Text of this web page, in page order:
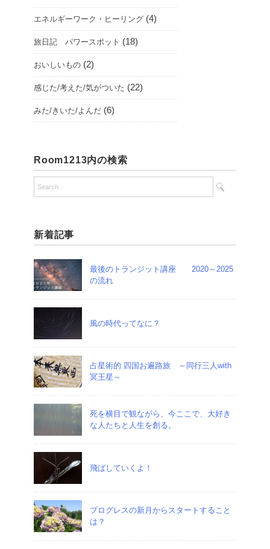
エネルギーワーク・ヒーリング (4)
旅日記 パワースポット (18)
おいしいもの (2)
感じた/考えた/気がついた (22)
みた/きいた/よんだ (6)
Room1213内の検索
新着記事
最後のトランジット講座 2020～2025
の流れ
風の時代ってなに？
占星術的 四国お遍路旅 ～同行三人with
冥王星～
死を横目で観ながら、今ここで、大好き
な人たちと人生を創る。
飛ばしていくよ！
プログレスの新月からスタートすること
は？